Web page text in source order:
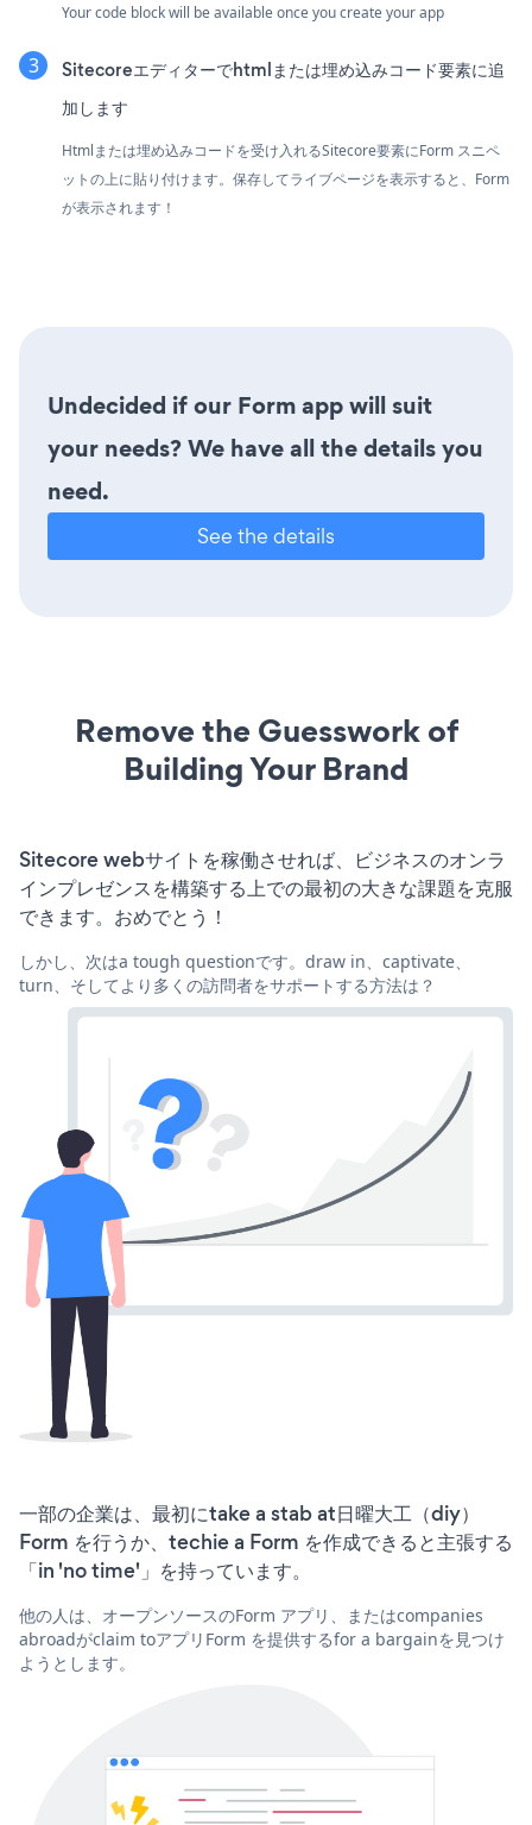
Your code block will be available once you create your app
Sitecoreエディターでhtmlまたは埋め込みコード要素に追
加します
Htmlまたは埋め込みコードを受け入れるSitecore要素にForm スニペ
ットの上に貼り付けます。保存してライブページを表示すると、Form
が表示されます！
Undecided if our Form app will suit
your needs? We have all the details you
need.
See the details
Remove the Guesswork of
Building Your Brand
Sitecore webサイトを稼働させれば、ビジネスのオンラ
インプレゼンスを構築する上での最初の大きな課題を克服
できます。おめでとう！
しかし、次はa tough questionです。draw in、captivate、
turn、そしてより多くの訪問者をサポートする方法は？
一部の企業は、最初にtake a stab at日曜大工（diy）
Form を行うか、techie a Form を作成できると主張する
「in 'no time'」を持っています。
他の人は、オープンソースのForm アプリ、またはcompanies
abroadがclaim toアプリForm を提供するfor a bargainを見つけ
ようとします。